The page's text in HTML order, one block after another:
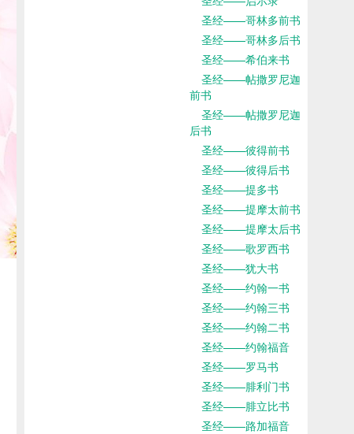
圣经——哥林多前书
圣经——哥林多后书
圣经——希伯来书
圣经——帖撒罗尼迦
前书
圣经——帖撒罗尼迦
后书
圣经——彼得前书
圣经——彼得后书
圣经——提多书
圣经——提摩太前书
圣经——提摩太后书
圣经——歌罗西书
圣经——犹大书
圣经——约翰一书
圣经——约翰三书
圣经——约翰二书
圣经——约翰福音
圣经——罗马书
圣经——腓利门书
圣经——腓立比书
圣经——路加福音